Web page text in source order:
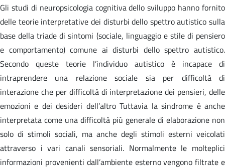
Gli studi di neuropsicologia cognitiva dello sviluppo hanno fornito
delle teorie interpretative dei disturbi dello spettro autistico sulla
base della triade di sintomi (sociale, linguaggio e stile di pensiero
e comportamento) comune ai disturbi dello spettro autistico.
Secondo queste teorie l’individuo autistico è incapace di
intraprendere una relazione sociale sia per difficoltà di
interazione che per difficoltà di interpretazione dei pensieri, delle
emozioni e dei desideri dell’altro Tuttavia la sindrome è anche
interpretata come una difficoltà più generale di elaborazione non
solo di stimoli sociali, ma anche degli stimoli esterni veicolati
attraverso i vari canali sensoriali. Normalmente le molteplici
informazioni provenienti dall’ambiente esterno vengono filtrate e